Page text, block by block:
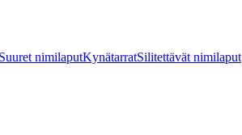
Suuret nimilaputKynätarratSilitettävät nimilaput